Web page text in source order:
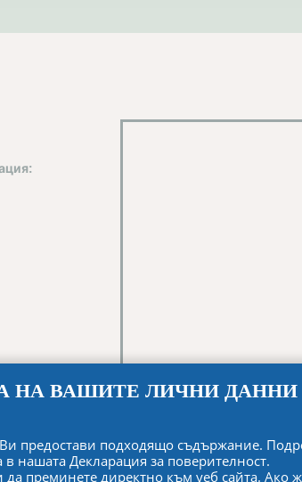
НА ВАШИТЕ ЛИЧНИ ДАННИ
Ви предостави подходящо съдържание.
в нашата Декларация за поверителност.
преминете директно към уеб сайта. Ако